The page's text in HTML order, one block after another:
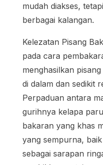
mudah diakses,
berbagai kalangan.
Kelezatan Pisang
pada cara
menghasilkan
di dalam dan sedikit
Perpaduan antara
gurihnya kelapa
bakaran yang khas
yang sempurna,
sebagai sarapan